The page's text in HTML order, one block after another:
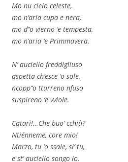
Mo nu cielo celeste,
mo n’aria cupa e nera,
mo d’’o vierno ‘e tempesta,
mo n’aria ‘e Primmavera.
N’ auciello freddigliuso
aspetta ch’esce ‘o sole,
ncopp’’o tturreno nfuso
suspireno ‘e vviole.
Catarì!…Che buo’ cchiù?
Ntiénneme, core mio!
Marzo, tu ‘o ssaie, si’ tu,
e st’ auciello songo io.